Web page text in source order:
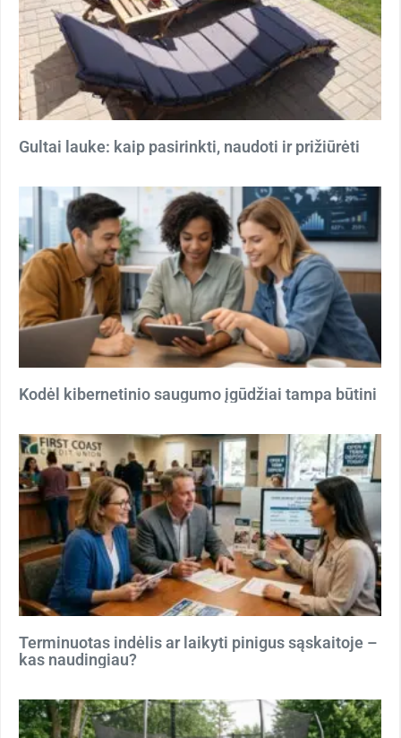
Gultai lauke: kaip pasirinkti, naudoti ir prižiūrėti
Kodėl kibernetinio saugumo įgūdžiai tampa būtini
Terminuotas indėlis ar laikyti pinigus sąskaitoje –
kas naudingiau?